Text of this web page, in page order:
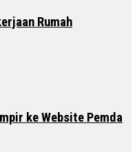
Rumah
ke Website Pemda